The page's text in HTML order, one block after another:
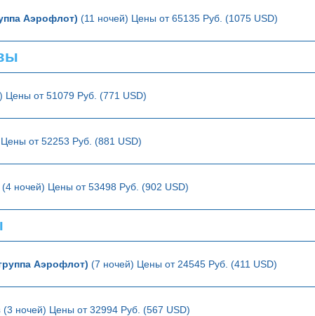
Аэрофлот) (11 ночей) Цены от 65135 Руб. (1075 USD)
Цены от 51079 Руб. (771 USD)
от 52253 Руб. (881 USD)
(4 ночей) Цены от 53498 Руб. (902 USD)
Аэрофлот) (7 ночей) Цены от 24545 Руб. (411 USD)
(3 ночей) Цены от 32994 Руб. (567 USD)